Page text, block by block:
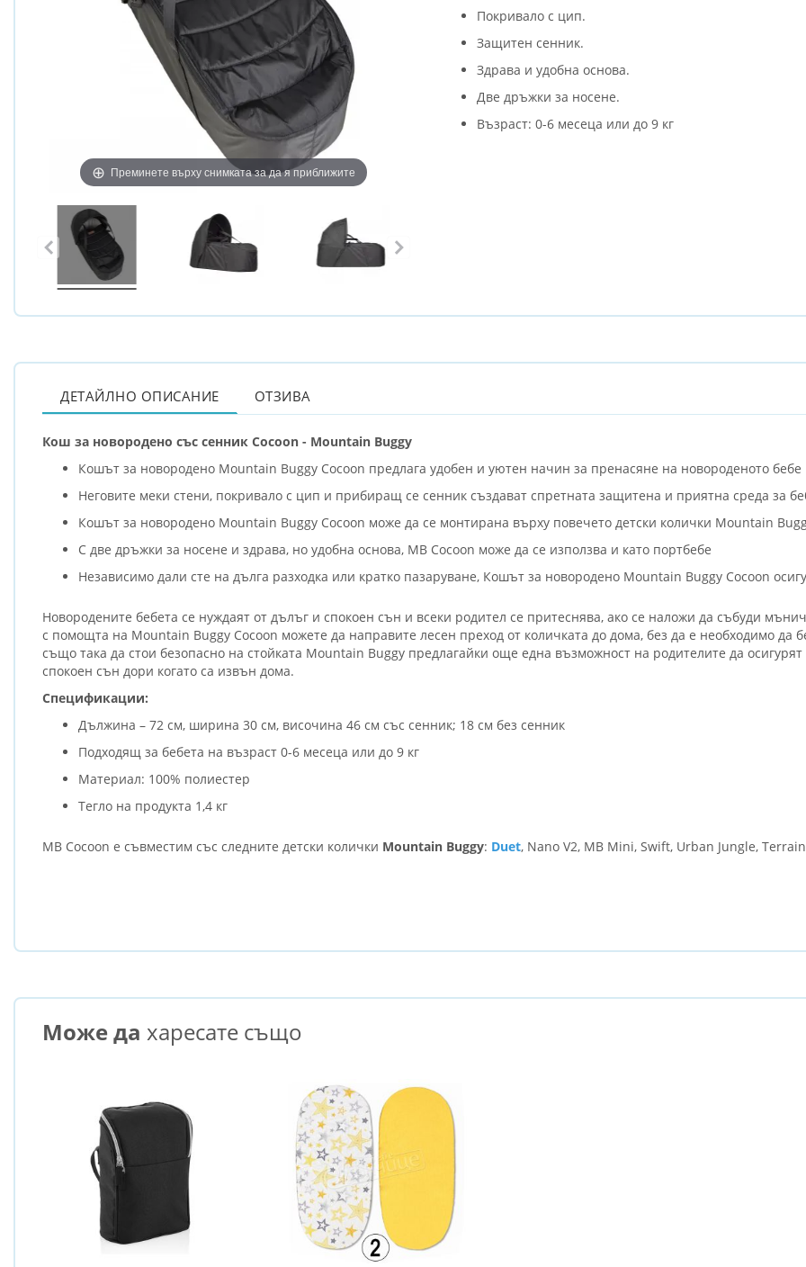
Покривало с цип.
Защитен сенник.
Здрава и удобна основа.
Две дръжки за носене.
Възраст: 0-6 месеца или до 9 кг
Преминете върху снимката за да я приближите
ДЕТАЙЛНО ОПИСАНИЕ
Кош за новородено със сенник Cocoon - Mountain Buggy
Кошът за новородено Mountain Buggy Cocoon предлага удобен и уютен начин за пренасяне на новороденото бебе
Неговите меки стени, покривало с цип и прибиращ се сенник създават спретната защитена и приятна среда за
Кошът за новородено Mountain Buggy Cocoon може да се монтирана върху повечето детски колички Mountain
С две дръжки за носене и здрава, но удобна основа, МВ Cocoon може да се използва и като портбебе
Независимо дали сте на дълга разходка или кратко пазаруване, Кошът за новородено Mountain Buggy Cocoon
Новородените бебета се нуждаят от дълъг и спокоен сън и всеки родител се притеснява, ако се наложи да събуди
с помощта на Mountain Buggy Cocoon можете да направите лесен преход от количката до дома, без да е необходимо да
също така да стои безопасно на стойката Mountain Buggy предлагайки още една възможност на родителите да осигурят
спокоен сън дори когато са извън дома.
Спецификации:
Дължина – 72 см, ширина 30 см, височина 46 см със сенник; 18 см без сенник
Подходящ за бебета на възраст 0-6 месеца или до 9 кг
Материал: 100% полиестер
Тегло на продукта 1,4 кг
MB Cocoon е съвместим със следните детски колички Mountain Buggy: Duet, Nano V2, MB Mini, Swift, Urban Jungle,
ОТЗИВА
Може да харесате също